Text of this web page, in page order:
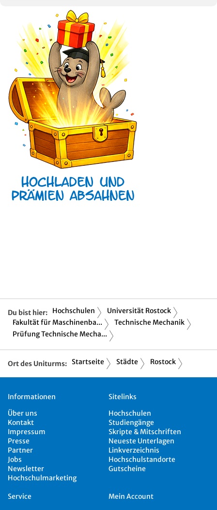
Du bist hier: Hochschulen
Universität Rostock
Fakultät für Maschinenba...
Technische Mechanik
Prüfung Technische Mecha...
Ort des Uniturms: Startseite Städte Rostock
Informationen
Über uns
Kontakt
Impressum
Presse
Partner
Jobs
Newsletter
Hochschulmarketing
Sitelinks
Hochschulen
Studiengänge
Skripte & Mitschriften
Neueste Unterlagen
Linkverzeichnis
Hochschulstandorte
Gutscheine
Service
Mein Account